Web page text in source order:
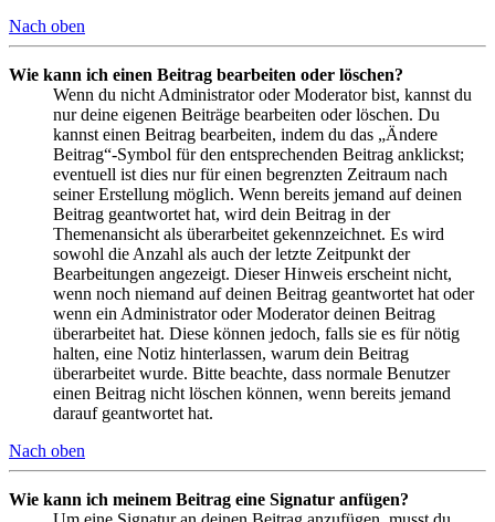
Nach oben
Wie kann ich einen Beitrag bearbeiten oder löschen?
Wenn du nicht Administrator oder Moderator bist, kannst du
nur deine eigenen Beiträge bearbeiten oder löschen. Du
kannst einen Beitrag bearbeiten, indem du das „Ändere
Beitrag“-Symbol für den entsprechenden Beitrag anklickst;
eventuell ist dies nur für einen begrenzten Zeitraum nach
seiner Erstellung möglich. Wenn bereits jemand auf deinen
Beitrag geantwortet hat, wird dein Beitrag in der
Themenansicht als überarbeitet gekennzeichnet. Es wird
sowohl die Anzahl als auch der letzte Zeitpunkt der
Bearbeitungen angezeigt. Dieser Hinweis erscheint nicht,
wenn noch niemand auf deinen Beitrag geantwortet hat oder
wenn ein Administrator oder Moderator deinen Beitrag
überarbeitet hat. Diese können jedoch, falls sie es für nötig
halten, eine Notiz hinterlassen, warum dein Beitrag
überarbeitet wurde. Bitte beachte, dass normale Benutzer
einen Beitrag nicht löschen können, wenn bereits jemand
darauf geantwortet hat.
Nach oben
Wie kann ich meinem Beitrag eine Signatur anfügen?